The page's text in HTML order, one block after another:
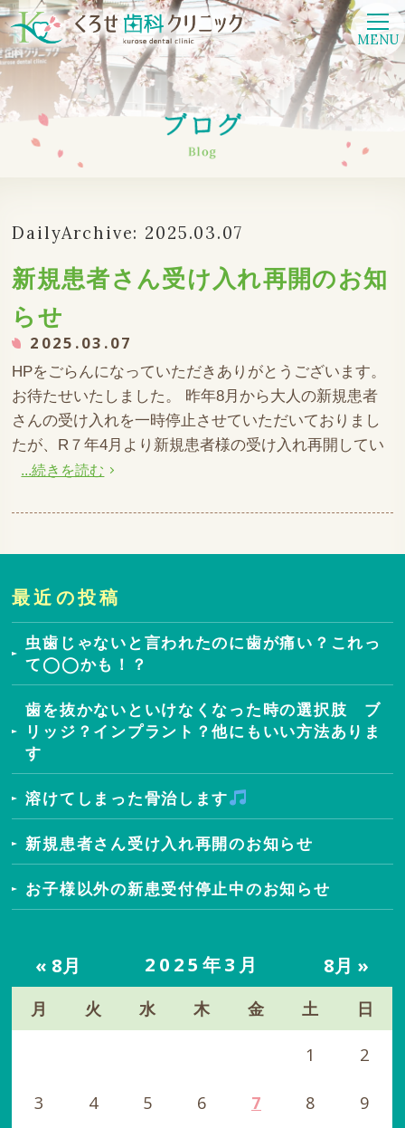
MENU
DailyArchive: 2025.03.07
新規患者さん受け入れ再開のお知
らせ
2025.03.07
HPをごらんになっていただきありがとうございます。
お待たせいたしました。 昨年8月から大人の新規患者
さんの受け入れを一時停止させていただいておりまし
たが、R７年4月より新規患者様の受け入れ再開してい
...続きを読む
最近の投稿
虫歯じゃないと言われたのに歯が痛い？これっ
て◯◯かも！？
歯を抜かないといけなくなった時の選択肢 ブ
リッジ？インプラント？他にもいい方法ありま
す
溶けてしまった骨治します
新規患者さん受け入れ再開のお知らせ
お子様以外の新患受付停止中のお知らせ
2025年3月
月 火 水 木 金 土 日
« 8月 8月 »
1 2
3 4 5 6 7 8 9